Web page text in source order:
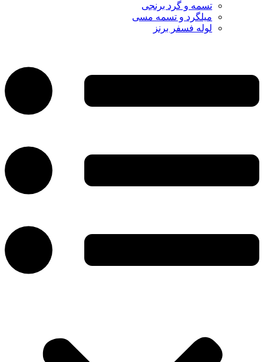
تسمه و گرد برنجی
میلگرد و تسمه مسی
لوله فسفر برنز